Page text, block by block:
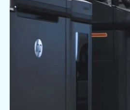
en passant du prototypage à la
complète avec HP Multi Jet
Regarder la vidéo